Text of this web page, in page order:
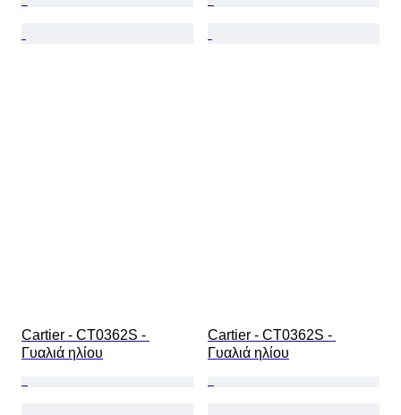
Cartier - CT0362S -
Γυαλιά ηλίου
Cartier - CT0362S -
Γυαλιά ηλίου